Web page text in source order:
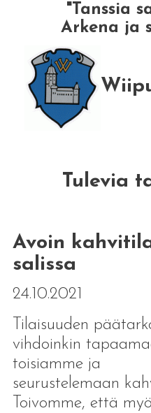
"Tanssia
Arkena ja
Tulevia
Avoin
salissa
24.10.2021
Tilaisuuden
vihdoinkin
toisiamme ja
seurustelemaan
Toivomme, että